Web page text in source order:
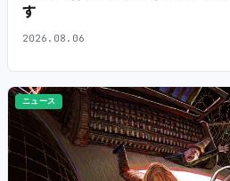
す
2026.08.06
ニュース